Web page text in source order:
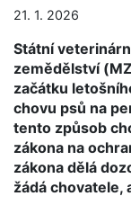
21. 1. 2026
Státní
zemědělství
začátku
chovu psů na
tento způsob
zákona na
zákona dělá
žádá chovatele,